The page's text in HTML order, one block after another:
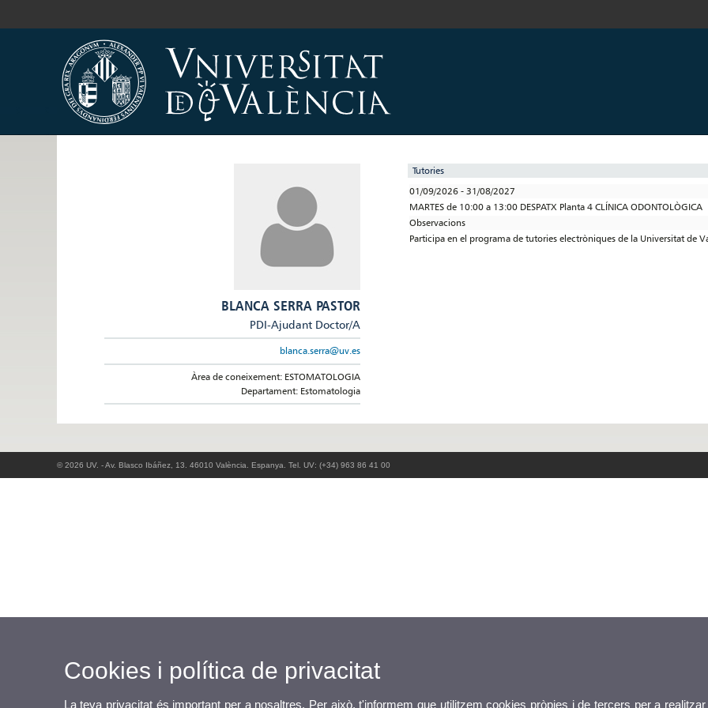
BLANCA SERRA PASTOR
PDI-Ajudant Doctor/A
blanca.serra@uv.es
Àrea de coneixement: ESTOMATOLOGIA
Departament: Estomatologia
Tutories
01/09/2026 - 31/08/2027
MARTES de 10:00 a 13:00 DESPATX Planta 4 CLÍNICA ODONTOLÒGICA
Observacions
Participa en el programa de tutories electròniques de la Universitat de
© 2026 UV. - Av. Blasco Ibáñez, 13. 46010 València. Espanya. Tel. UV: (+34) 963 86 41 00
Cookies i política de privacitat
La teva privacitat és important per a nosaltres. Per això, t'informem que utilitzem cookies pròpies i de tercers per a realitzar